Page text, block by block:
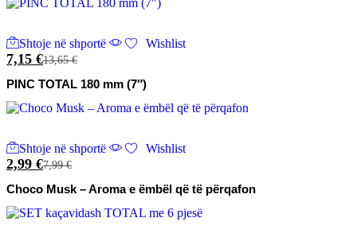
Shtoje në shportë Wishlist
7,15 €13,65€
PINC TOTAL 180 mm (7″)
Shtoje në shportë Wishlist
2,99 €7,99€
Choco Musk – Aroma e ëmbël që të përqafon